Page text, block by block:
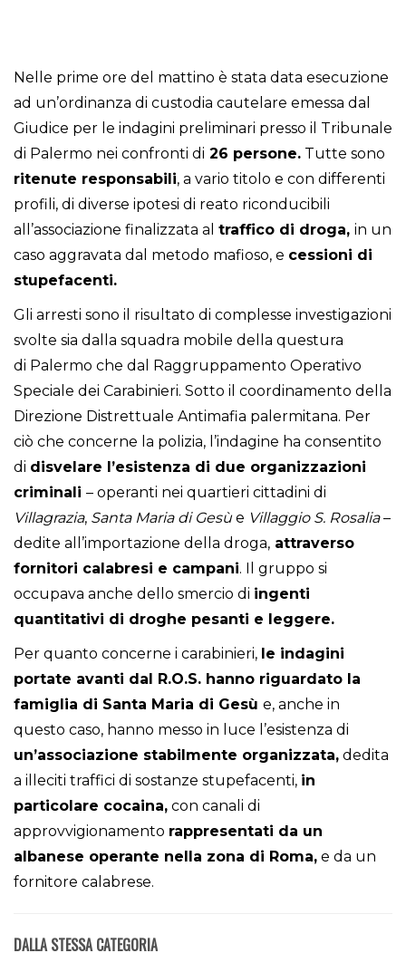
Nelle prime ore del mattino è stata data esecuzione
ad un’ordinanza di custodia cautelare emessa dal
Giudice per le indagini preliminari presso il Tribunale
di Palermo nei confronti di 26 persone. Tutte sono
ritenute responsabili, a vario titolo e con differenti
profili, di diverse ipotesi di reato riconducibili
all’associazione finalizzata al traffico di droga, in un
caso aggravata dal metodo mafioso, e cessioni di
stupefacenti.
Gli arresti sono il risultato di complesse investigazioni
svolte sia dalla squadra mobile della questura
di Palermo che dal Raggruppamento Operativo
Speciale dei Carabinieri. Sotto il coordinamento della
Direzione Distrettuale Antimafia palermitana. Per
ciò che concerne la polizia, l’indagine ha consentito
di disvelare l’esistenza di due organizzazioni
criminali – operanti nei quartieri cittadini di
Villagrazia, Santa Maria di Gesù e Villaggio S. Rosalia–
dedite all’importazione della droga, attraverso
fornitori calabresi e campani. Il gruppo si
occupava anche dello smercio di ingenti
quantitativi di droghe pesanti e leggere.
Per quanto concerne i carabinieri, le indagini
portate avanti dal R.O.S. hanno riguardato la
famiglia di Santa Maria di Gesù e, anche in
questo caso, hanno messo in luce l’esistenza di
un’associazione stabilmente organizzata, dedita
a illeciti traffici di sostanze stupefacenti, in
particolare cocaina, con canali di
approvvigionamento rappresentati da un
albanese operante nella zona di Roma, e da un
fornitore calabrese.
DALLA STESSA CATEGORIA